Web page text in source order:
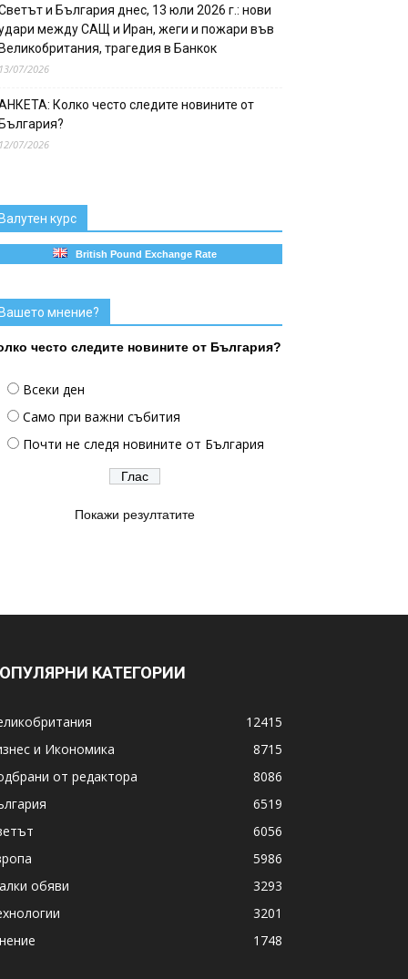
и България днес, 13 юли 2026 г.: нови
между САЩ и Иран, жеги и пожари във
трагедия в Банкок
07/2026
Колко често следите новините от
07/2026
курс
British Pound Exchange Rate
мнение?
често следите новините от България?
Всеки ден
Само при важни събития
Почти не следя новините от България
Покажи резултатите
КАТЕГОРИИ
12415
и Икономика
8715
от редактора
8086
6519
6056
5986
обяви
3293
3201
1748